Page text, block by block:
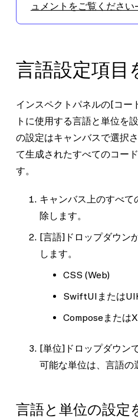
ュメントをご覧ください
言語設定項目
インスペクトパネルの[コー
トに使用する言語と単位を
の設定はキャンバスで選択
て生成されたすべてのコー
す。
キャンバス上のすべ
除します。
[言語]ドロップダウン
します。
CSS (Web)
SwiftUI または
Composeまたは
[単位]ドロップダウン
可能な単位は、言語の
言語と単位の設定